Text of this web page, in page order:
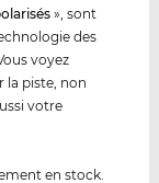
», sont
des
voyez
la piste, non
votre
en stock.